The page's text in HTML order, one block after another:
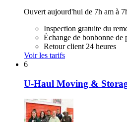
Ouvert aujourd'hui de 7h am à
Inspection gratuite du
Échange de bonbonne de
Retour client 24 heures
Voir les tarifs
6
U-Haul Moving &